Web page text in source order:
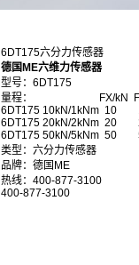
6DT175六分力传感器
德国ME六维力传感器
型号：6DT175
量程： FX/kN FY/kN
6DT175 10kN/
6DT175 20kN/
6DT175 50kN/
类型：六分力传感器
品牌：德国ME
热线：400-877-3100
400-877-3100